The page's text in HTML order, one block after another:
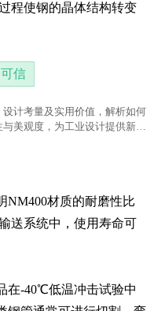
程使钢的晶体结构转变
信
计考量及实用价值，解析如何
美观度，为工业设计提供新思
NM400材质的耐磨性比
送系统中，使用寿命可
在-40℃低温冲击试验中